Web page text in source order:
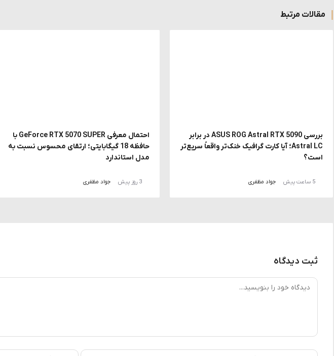
مقالات مرتبط
بررسی ASUS ROG Astral RTX 5090 در برابر
Astral LC؛ آیا کارت گرافیک خنک‌تر واقعاً سریع‌تر
است؟
5 ساعت پیش جواد مظفری
احتمال معرفی GeForce RTX 5070 SUPER با
حافظه 18 گیگابایتی؛ ارتقای محسوس نسبت به
مدل استاندارد
3 روز پیش جواد مظفری
ثبت دیدگاه